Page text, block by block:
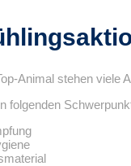
Animal stehen viele
folgenden